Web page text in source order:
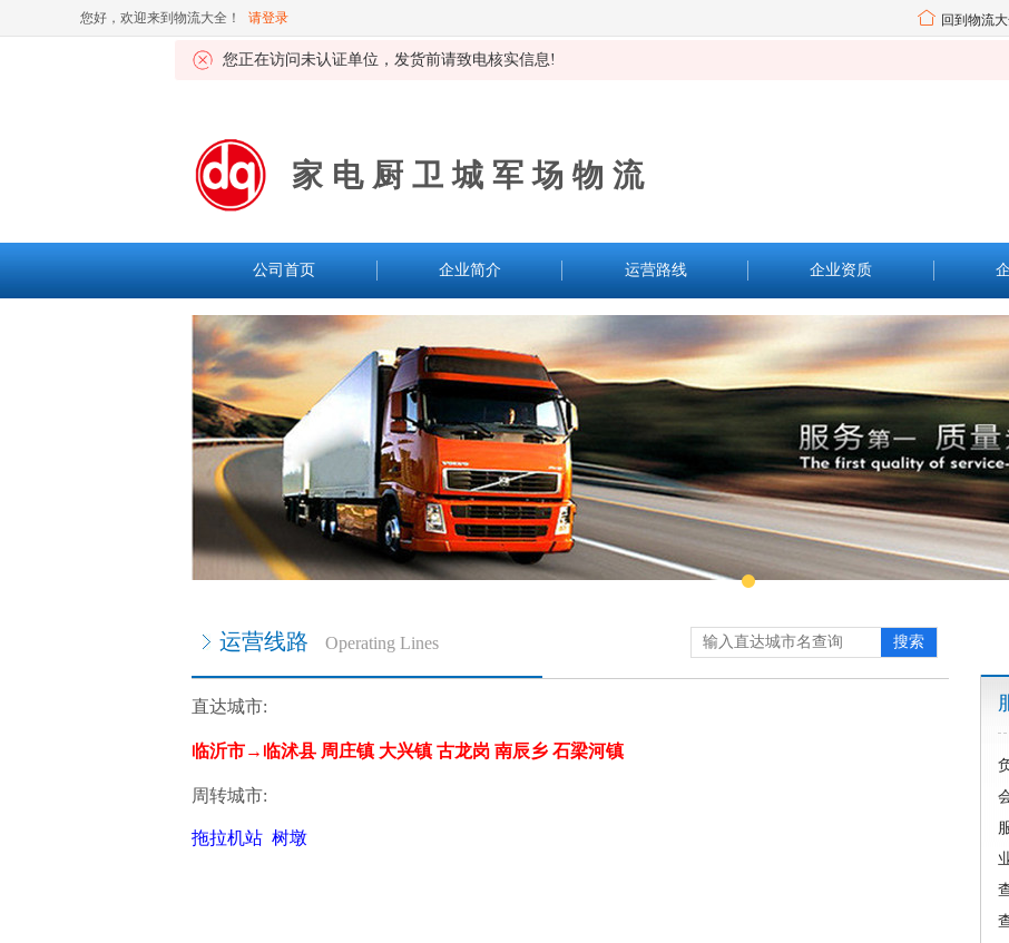
您好，欢迎来到物流大全！ 请登录 回到物流
您正在访问未认证单位，发货前请致电核实信息!
家电厨卫城军场物流
公司首页 企业简介 运营路线 企业资质
运营线路 Operating Lines 搜索
直达城市:
临沂市→临沭县 周庄镇 大兴镇 古龙岗 南辰乡 石梁河镇
周转城市:
拖拉机站 树墩